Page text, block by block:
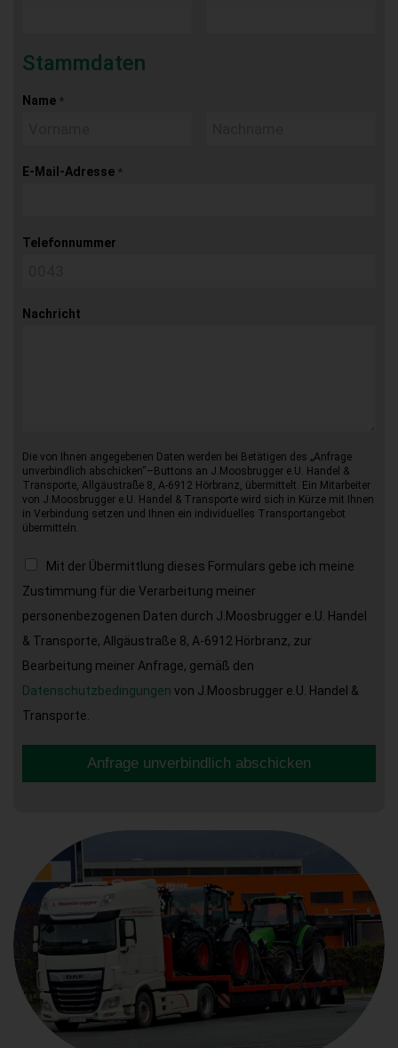
Stammdaten
Name *
E-Mail-Adresse *
Telefonnummer
Nachricht
Die von Ihnen angegebenen Daten werden bei Betätigen des „Anfrage
unverbindlich abschicken“–Buttons an J.Moosbrugger e.U. Handel &
Transporte, Allgäustraße 8, A-6912 Hörbranz, übermittelt. Ein Mitarbeiter
von J.Moosbrugger e.U. Handel & Transporte wird sich in Kürze mit Ihnen
in Verbindung setzen und Ihnen ein individuelles Transportangebot
übermitteln.
Mit der Übermittlung dieses Formulars gebe ich meine
Zustimmung für die Verarbeitung meiner
personenbezogenen Daten durch J.Moosbrugger e.U. Handel
& Transporte, Allgäustraße 8, A-6912 Hörbranz, zur
Bearbeitung meiner Anfrage, gemäß den
Datenschutzbedingungen von J.Moosbrugger e.U. Handel &
Transporte.
Anfrage unverbindlich abschicken